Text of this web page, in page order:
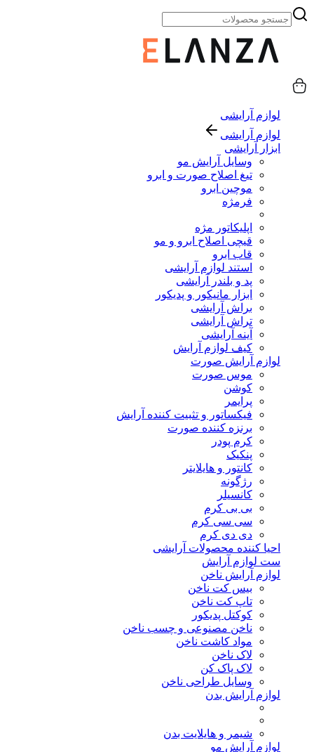
لوازم آرایشی
لوازم آرایشی
ابزار آرایشی
وسایل آرایش مو
تیغ اصلاح صورت و ابرو
موچین ابرو
فرمژه
اپلیکاتور مژه
قیچی اصلاح ابرو و مو
قاب ابرو
استند لوازم آرایشی
پد و بلندر آرایشی
ابزار مانیکور و پدیکور
براش آرایشی
تراش آرایشی
آینه آرایشی
کیف لوازم آرایش
لوازم آرایش صورت
موس صورت
کوشن
پرایمر
فیکساتور و تثبیت کننده آرایش
برنزه کننده صورت
کرم پودر
پنکیک
کانتور و هایلایتر
رژگونه
کانسیلر
بی بی کرم
سی سی کرم
دی دی کرم
احیا کننده محصولات آرایشی
ست لوازم آرایش
لوازم آرایش ناخن
بیس کت ناخن
تاپ کت ناخن
کوکتل پدیکور
ناخن مصنوعی و چسب ناخن
مواد کاشت ناخن
لاک ناخن
لاک پاک کن
وسایل طراحی ناخن
لوازم آرایش بدن
شیمر و هایلایت بدن
لوازم آرایش مو